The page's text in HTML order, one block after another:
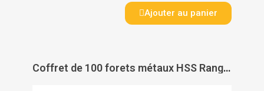
Ajouter au panier
Coffret de 100 forets métaux HSS Ranger Box - TIVOLY